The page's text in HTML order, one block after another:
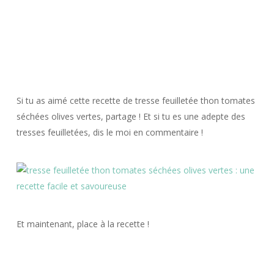
Si tu as aimé cette recette de tresse feuilletée thon tomates
séchées olives vertes, partage ! Et si tu es une adepte des
tresses feuilletées, dis le moi en commentaire !
Et maintenant, place à la recette !